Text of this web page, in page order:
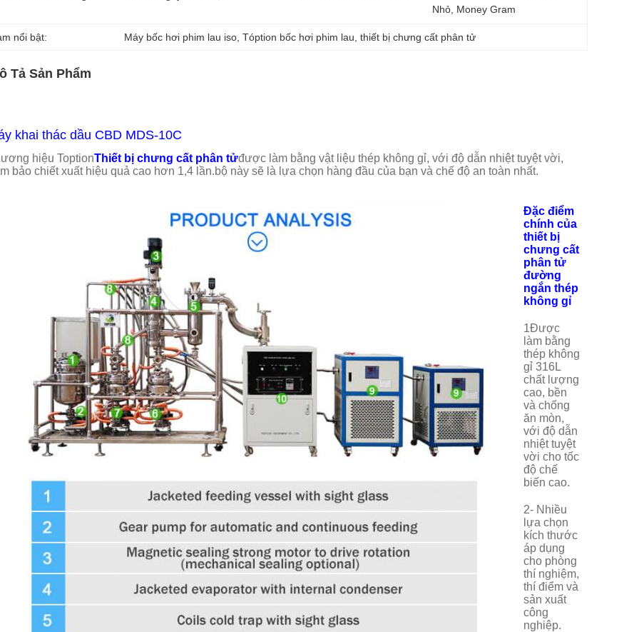
Nhỏ, Money Gram
nổi bật: Máy bốc hơi phim lau iso , Tóption bốc hơi phim lau , thiết bị chưng cất phân tử
Tả Sản Phẩm
khai thác dầu CBD MDS-10C
hiệu ToptionThiết bị chưng cất phân tửđược làm bằng vật liệu thép không gỉ, với độ dẫn nhiệt tuyệt vời,
bảo chiết xuất hiệu quả cao hơn 1,4 lần.bộ này sẽ là lựa chọn hàng đầu của bạn và chế độ an toàn nhất.
Đặc điểm
chính của
thiết bị
chưng cất
phân tử
đường
ngắn thép
không gỉ
1Được
làm bằng
thép không
gỉ 316L
chất lượng
cao, bền
và chống
ăn mòn,
với độ dẫn
nhiệt tuyệt
vời cho tốc
độ chế
biến cao.
2- Nhiều
lựa chọn
kích thước
áp dụng
cho phòng
thí nghiệm,
thí điểm và
sản xuất
công
nghiệp.